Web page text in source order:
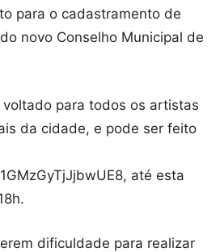
para o cadastramento de
novo Conselho Municipal de
para todos os artistas
da cidade, e pode ser feito
até esta
dificuldade para realizar